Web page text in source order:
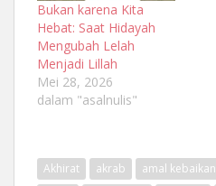
Bukan karena Kita
Hebat: Saat Hidayah
Mengubah Lelah
Menjadi Lillah
Mei 28, 2026
dalam "asalnulis"
Akhirat akrab amal kebaikan